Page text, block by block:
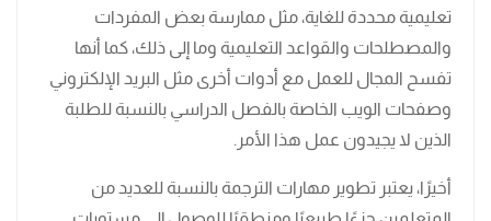
تعليمية محددة للغاية، مثل ممارسة بعض المفردات
والمصطلحات والقواعد التعليمية وما إلى ذلك، كما أنها
تفسح المجال للعمل مع أدوات أخرى مثل البريد الإلكتروني
وصفحات الويب الخاصة بالفصل الدراسي بالنسبة للطلبة
الذين لا يجيدون عمل هذا الأمر.
أخيرًا، يعتبر تطوير مهارات الترجمة بالنسبة للعديد من